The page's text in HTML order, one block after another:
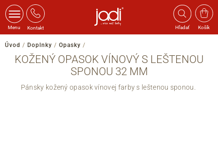
Menu Kontakt Hľadať Košík
Úvod / Doplnky / Opasky /
KOŽENÝ OPASOK VÍNOVÝ S LEŠTENOU
SPONOU 32 MM
Pánsky kožený opasok vínovej farby s leštenou sponou.